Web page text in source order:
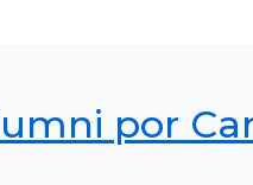
por